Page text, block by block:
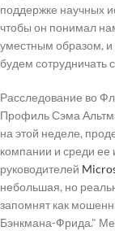
поддержке научных
чтобы он понимал
уместным образом,
будем сотрудничать
Расследование во
Профиль Сэма
на этой неделе,
компании и среди ее
руководителей
небольшая, но
запомнят как
Бэнкмана-Фрида."